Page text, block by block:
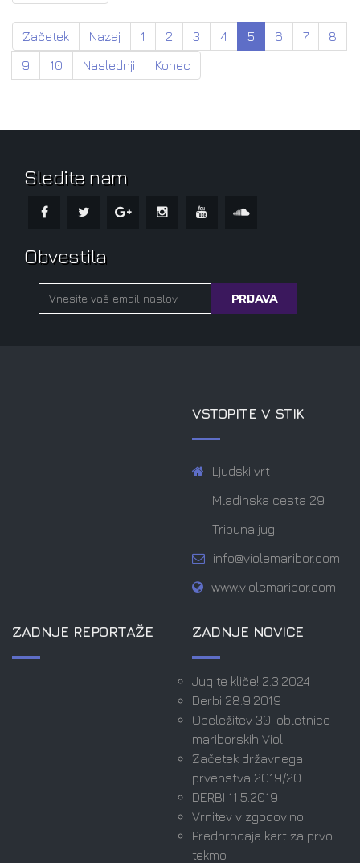
Začetek Nazaj 1 2 3 4 5 6 7
8
9
10 Naslednji Konec
Sledite nam
Obvestila
VSTOPITE V STIK
Ljudski vrt
Mladinska cesta 29
Tribuna jug
info@violemaribor.com
www.violemaribor.com
ZADNJE REPORTAŽE ZADNJE NOVICE
Jug te kliče! 2.3.2024
Derbi 28.9.2019
Obeležitev 30. obletnice
mariborskih Viol
Začetek državnega
prvenstva 2019/20
DERBI 11.5.2019
Vrnitev v zgodovino
Predprodaja kart za prvo
tekmo